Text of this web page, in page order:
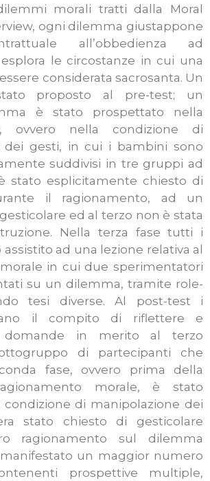
morali tratti dalla Moral
ogni dilemma giustappone
all’obbedienza ad
le circostanze in cui una
considerata sacrosanta. Un
proposto al pre-test; un
è stato prospettato nella
ovvero nella condizione di
dei gesti, in cui i bambini sono
suddivisi in tre gruppi ad
stato esplicitamente chiesto di
il ragionamento, ad un
ed al terzo non è stata
Nella terza fase tutti i
ad una lezione relativa al
in cui due sperimentatori
su un dilemma, tramite role-
tesi diverse. Al post-test i
il compito di riflettere e
domande in merito al terzo
di partecipanti che
fase, ovvero prima della
morale, è stato
di manipolazione dei
stato chiesto di gesticolare
ragionamento sul dilemma
un maggior numero
prospettive multiple,